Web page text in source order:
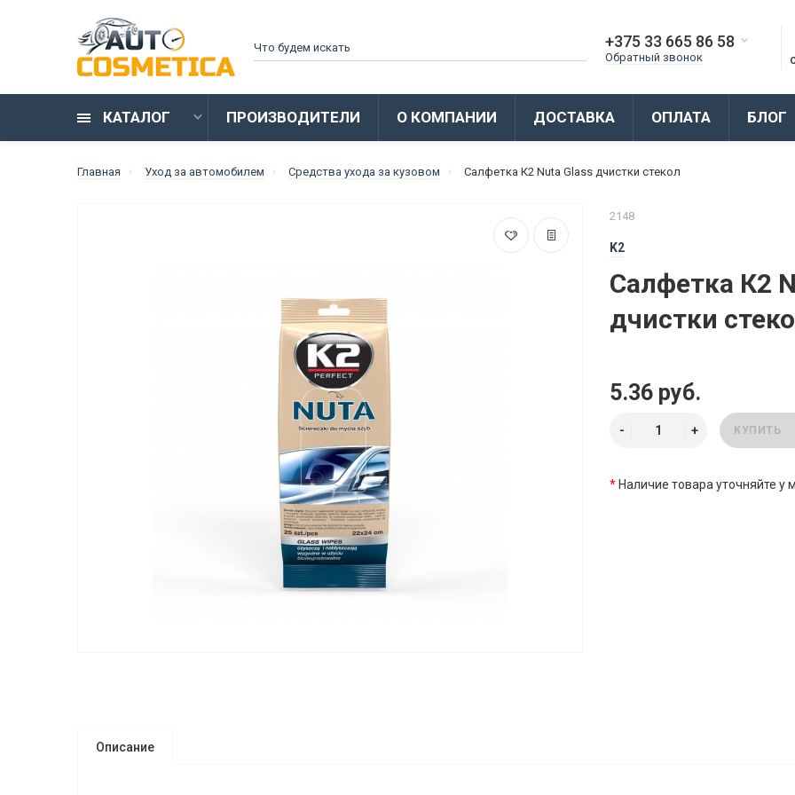
+375 33 665 86 58
Обратный звонок
КАТАЛОГ ПРОИЗВОДИТЕЛИ О КОМПАНИИ ДОСТАВКА ОПЛАТА БЛОГ
Главная Уход за автомобилем Средства ухода за кузовом Салфетка К2 Nuta Glass дчистки стекол
2148
K2
Салфетка К2
дчистки
5.36 руб.
КУПИТЬ
* Наличие товара уточняйте у
Описание